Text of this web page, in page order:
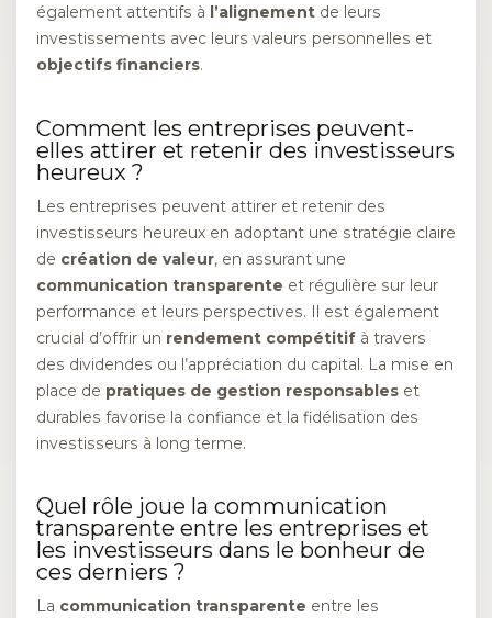
également attentifs à l’alignement de leurs
investissements avec leurs valeurs personnelles et
objectifs financiers.
Comment les entreprises peuvent-
elles attirer et retenir des investisseurs
heureux ?
Les entreprises peuvent attirer et retenir des
investisseurs heureux en adoptant une stratégie claire
de création de valeur, en assurant une
communication transparente et régulière sur leur
performance et leurs perspectives. Il est également
crucial d’offrir un rendement compétitif à travers
des dividendes ou l’appréciation du capital. La mise en
place de pratiques de gestion responsables et
durables favorise la confiance et la fidélisation des
investisseurs à long terme.
Quel rôle joue la communication
transparente entre les entreprises et
les investisseurs dans le bonheur de
ces derniers ?
La communication transparente entre les